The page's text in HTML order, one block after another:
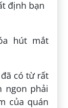
hút mắt
có từ rất
ngon phải
của quán